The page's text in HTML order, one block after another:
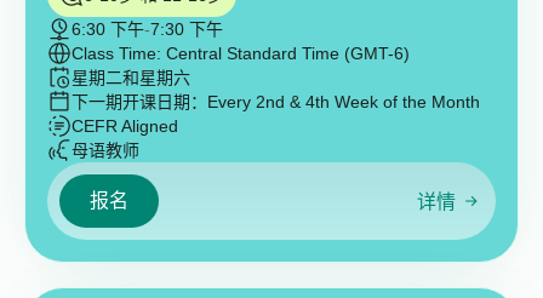
6:30 下午-7:30 下午
Class Time: Central Standard Time (GMT-6)
星期二和星期六
下一期开课日期： Every 2nd & 4th Week of the Month
CEFR Aligned
母语教师
报名 详情